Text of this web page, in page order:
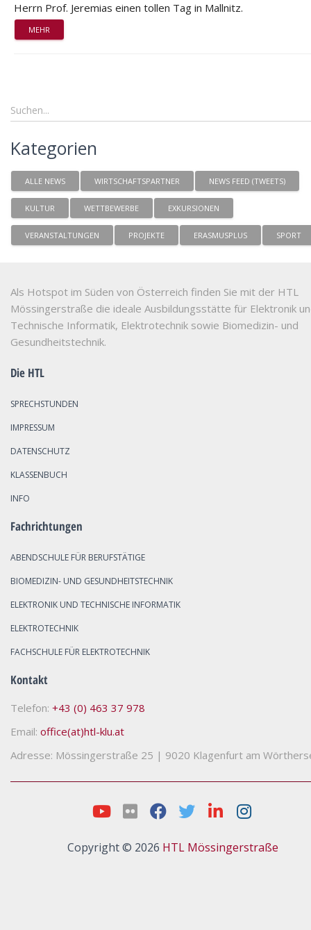
Herrn Prof. Jeremias einen tollen Tag in Mallnitz.
MEHR
Kategorien
ALLE NEWS WIRTSCHAFTSPARTNER NEWS FEED (TWEETS)
KULTUR WETTBEWERBE EXKURSIONEN
VERANSTALTUNGEN PROJEKTE ERASMUSPLUS SPORT
Als Hotspot im Süden von Österreich finden Sie mit der HTL
Mössingerstraße die ideale Ausbildungsstätte für Elektronik
Technische Informatik, Elektrotechnik sowie Biomedizin- und
Gesundheitstechnik.
Die HTL
SPRECHSTUNDEN
IMPRESSUM
DATENSCHUTZ
KLASSENBUCH
INFO
Fachrichtungen
ABENDSCHULE FÜR BERUFSTÄTIGE
BIOMEDIZIN- UND GESUNDHEITSTECHNIK
ELEKTRONIK UND TECHNISCHE INFORMATIK
ELEKTROTECHNIK
FACHSCHULE FÜR ELEKTROTECHNIK
Kontakt
Telefon: +43 (0) 463 37 978
Email: office(at)htl-klu.at
Adresse: Mössingerstraße 25 | 9020 Klagenfurt am
Copyright © 2026 HTL Mössingerstraße